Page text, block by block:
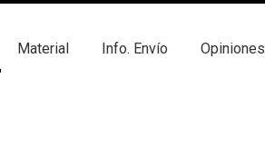
Material Info. Envío Opiniones